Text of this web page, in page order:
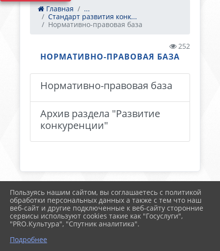
Главная
...
Стандарт развития конк...
Нормативно-правовая база
252
НОРМАТИВНО-ПРАВОВАЯ БАЗА
Нормативно-правовая база
Архив раздела "Развитие
конкуренции"
2026 г. тимрегион.рф
Вход
Карта сайта
Политика обработки персональных данных
Сделано на KubCMS
Пользуясь нашим сайтом, вы соглашаетесь с политикой
обработки персональных данных а также с тем что наш
веб-сайт и другие подключенные к веб-сайту сторонние
сервисы используют cookies такие как "Госуслуги",
"PRO.Культура", "Спутник аналитика".
Подробнее